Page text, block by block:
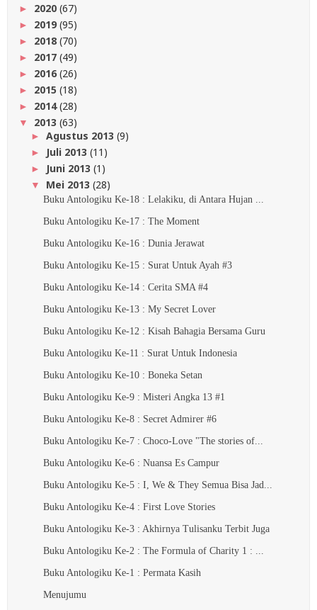
► 2020 (67)
► 2019(95)
► 2018 (70)
► 2017 (49)
► 2016(26)
► 2015 (18)
► 2014(28)
▼ 2013 (63)
► Agustus 2013 (9)
► Juli 2013 (11)
► Juni 2013 (1)
▼ Mei 2013 (28)
Buku Antologiku Ke-18 : Lelakiku, di Antara Hujan ...
Buku Antologiku Ke-17 : The Moment
Buku Antologiku Ke-16 : Dunia Jerawat
Buku Antologiku Ke-15 : Surat Untuk Ayah #3
Buku Antologiku Ke-14 : Cerita SMA #4
Buku Antologiku Ke-13 : My Secret Lover
Buku Antologiku Ke-12 : Kisah Bahagia Bersama Guru
Buku Antologiku Ke-11 : Surat Untuk Indonesia
Buku Antologiku Ke-10 : Boneka Setan
Buku Antologiku Ke-9 : Misteri Angka 13 #1
Buku Antologiku Ke-8 : Secret Admirer #6
Buku Antologiku Ke-7 : Choco-Love "The stories of...
Buku Antologiku Ke-6 : Nuansa Es Campur
Buku Antologiku Ke-5 : I, We & They Semua Bisa Jad...
Buku Antologiku Ke-4 : First Love Stories
Buku Antologiku Ke-3 : Akhirnya Tulisanku Terbit Juga
Buku Antologiku Ke-2 : The Formula of Charity 1 : ...
Buku Antologiku Ke-1 : Permata Kasih
Menujumu